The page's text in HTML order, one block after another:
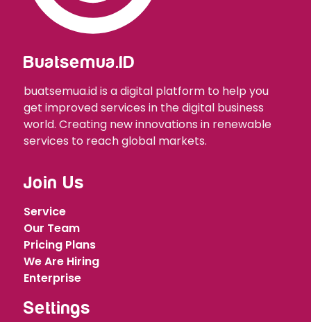
Buatsemua.ID
buatsemua.id is a digital platform to help you
get improved services in the digital business
world. Creating new innovations in renewable
services to reach global markets.
Join Us
Service
Our Team
Pricing Plans
We Are Hiring
Enterprise
Settings